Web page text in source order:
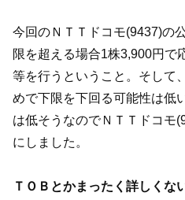
今回のＮＴＴドコモ(9437)の
限を超える場合1株3,900円で
等を行うということ。そして
めで下限を下回る可能性は低
は低そうなのでＮＴＴドコモ
にしました。
ＴＯＢとかまったく詳しくな